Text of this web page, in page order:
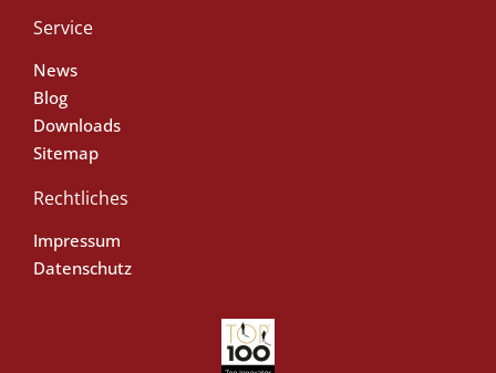
Service
News
Blog
Downloads
Sitemap
Rechtliches
Impressum
Datenschutz